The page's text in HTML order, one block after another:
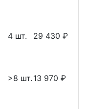
4 шт. 29 430 ₽
>8 шт. 13 970 ₽